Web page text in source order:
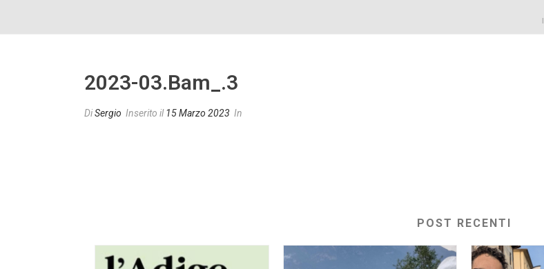
2023-03.bam_.3
DiSergio Inserito il15 Marzo 2023 In
POST RECENTI